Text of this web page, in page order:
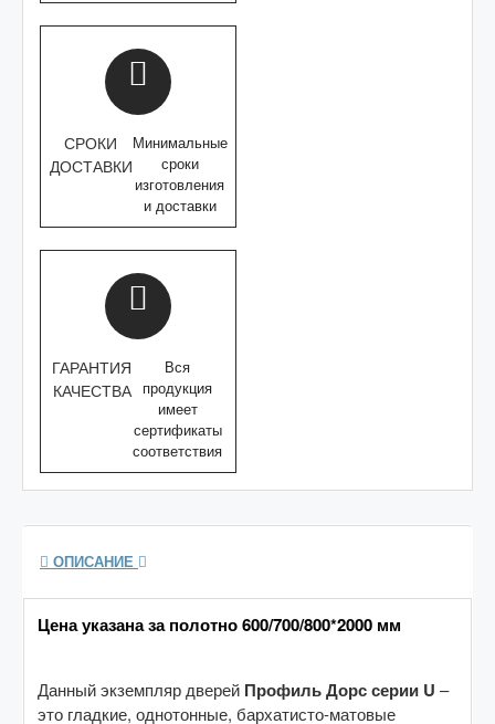
СРОКИ
ДОСТАВКИ
Минимальные
сроки
изготовления
и доставки
ГАРАНТИЯ
КАЧЕСТВА
Вся
продукция
имеет
сертификаты
соответствия
ОПИСАНИЕ
Цена указана за полотно 600/700/800*2000 мм
Данный экземпляр дверей Профиль Дорс серии U –
это гладкие, однотонные, бархатисто-матовые